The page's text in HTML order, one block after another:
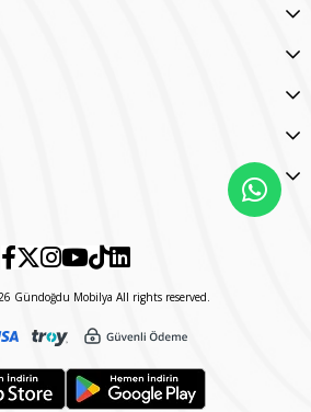
Gündoğdu Mobilya All rights reserved.